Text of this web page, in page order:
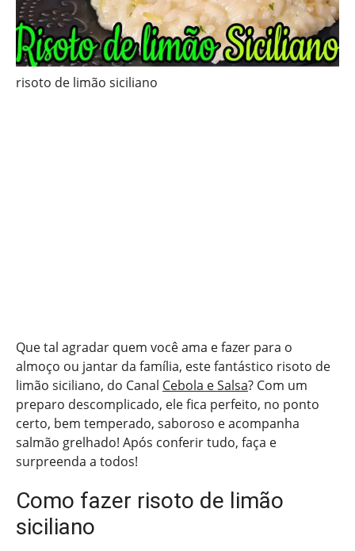
risoto de limão siciliano
Que tal agradar quem você ama e fazer para o
almoço ou jantar da família, este fantástico risoto de
limão siciliano, do Canal Cebola e Salsa? Com um
preparo descomplicado, ele fica perfeito, no ponto
certo, bem temperado, saboroso e acompanha
salmão grelhado! Após conferir tudo, faça e
surpreenda a todos!
Como fazer risoto de limão
siciliano